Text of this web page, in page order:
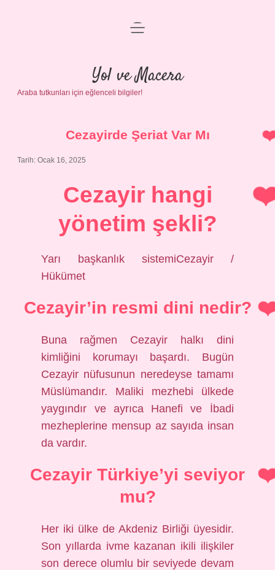
Anasayfa
Gizlilik Politikası
Yasal Uyarı
menüyü
Yol ve Macera
Araba tutkunları için eğlenceli bilgiler!
Cezayirde Şeriat Var Mı
Tarih: Ocak 16, 2025
Cezayir hangi
yönetim şekli?
Yarı başkanlık sistemiCezayir /
Hükümet
Cezayir’in resmi dini nedir?
Buna rağmen Cezayir halkı dini
kimliğini korumayı başardı. Bugün
Cezayir nüfusunun neredeyse tamamı
Müslümandır. Maliki mezhebi ülkede
yaygındır ve ayrıca Hanefi ve İbadi
mezheplerine mensup az sayıda insan
da vardır.
Cezayir Türkiye’yi seviyor
mu?
Her iki ülke de Akdeniz Birliği üyesidir.
Son yıllarda ivme kazanan ikili ilişkiler
son derece olumlu bir seviyede devam